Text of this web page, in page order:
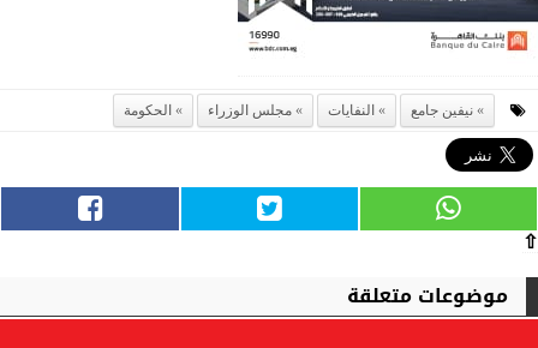
نيفين جامع النفايات مجلس الوزراء الحكومة
⇧
موضوعات متعلقة